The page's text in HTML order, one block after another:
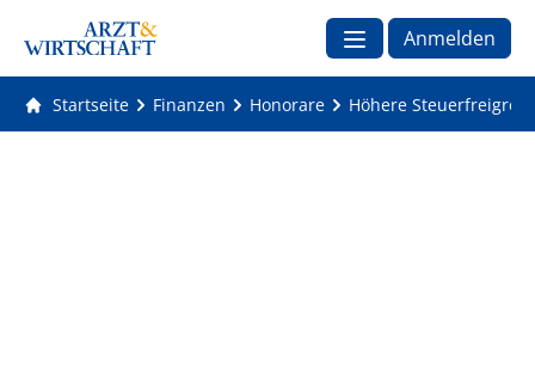
Anmelden
Startseite Finanzen Honorare Höhere